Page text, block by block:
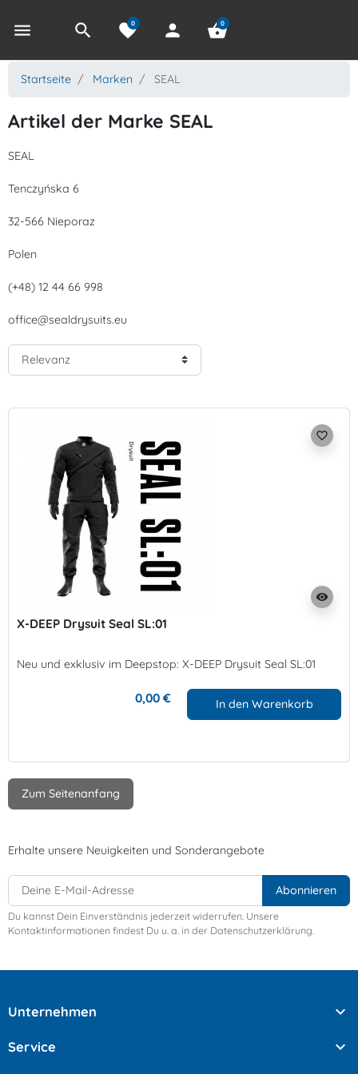
menu search favorite
0 person shopping_basket
0
Startseite Marken SEAL
Artikel der Marke SEAL
SEAL
Tenczyńska 6
32-566 Nieporaz
Polen
(+48) 12 44 66 998
office@sealdrysuits.eu
visibility
favorite_border
X-DEEP Drysuit Seal SL:01
Neu und exklusiv im Deepstop: X-DEEP Drysuit Seal SL:01
0,00 € In den Warenkorb
Zum Seitenanfang
Erhalte unsere Neuigkeiten und Sonderangebote
Du kannst Dein Einverständnis jederzeit widerrufen. Unsere
Kontaktinformationen findest Du u. a. in der Datenschutzerklärung.
Unternehmen 
Service 